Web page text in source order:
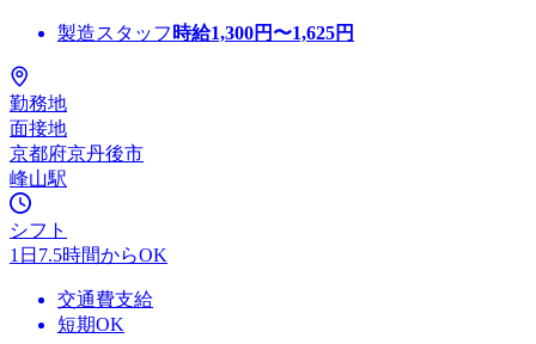
製造スタッフ 時給1,300円〜1,625円
勤務地
面接地
京都府京丹後市
峰山駅
シフト
1日7.5時間からOK
交通費支給
短期OK